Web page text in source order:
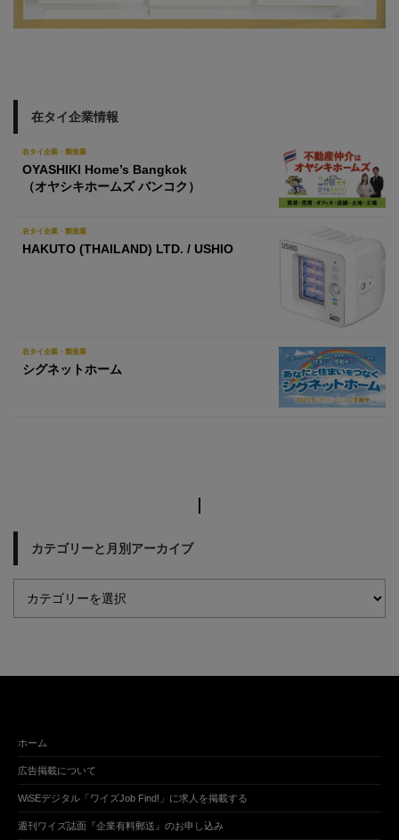
在タイ企業情報
在タイ企業・製造業
OYASHIKI Home’s Bangkok
（オヤシキホームズ バンコク）
在タイ企業・製造業
HAKUTO (THAILAND) LTD. / USHIO
在タイ企業・製造業
シグネットホーム
カテゴリーと月別アーカイブ
ホーム
広告掲載について
WiSEデジタル「ワイズJob Find!」に求人を掲載する
週刊ワイズ誌面『企業有料郵送』のお申し込み